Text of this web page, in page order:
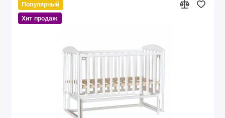
Популярный
Хит продаж